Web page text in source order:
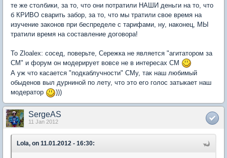
те же столбики, за то, что они потратили НАШИ деньги на то, что
б КРИВО сварить забор, за то, что мы тратили свое время на
изучение законов при беспределе с тарифами, ну, наконец, МЫ
тратили время на составление договора!
To Zloalex: сосед, поверьте, Сережка не является "агитатором за
СМ" и форум он модерирует вовсе не в интересах СМ
А уж что касается "подкаблучности" СМу, так наш любимый
обыденов выл дурниной по лету, что это его голос затыкает наш
модератор
)))
SergeAS
11 Jan 2012
Lola, on 11.01.2012 - 16:30: